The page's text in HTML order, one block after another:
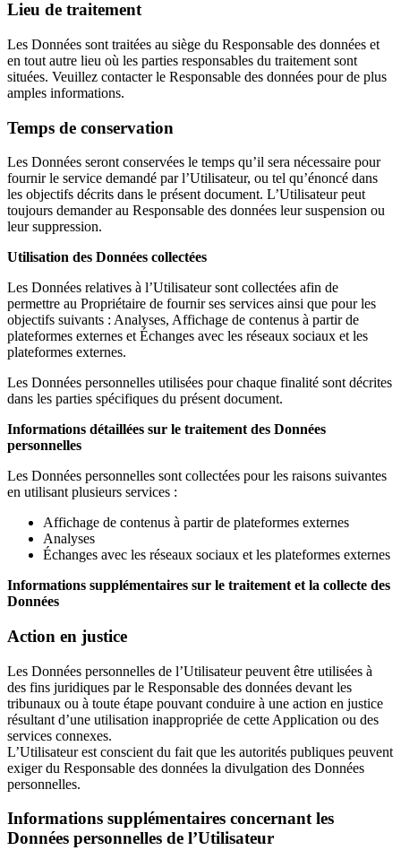
Lieu de traitement
Les Données sont traitées au siège du Responsable des données et
en tout autre lieu où les parties responsables du traitement sont
situées. Veuillez contacter le Responsable des données pour de plus
amples informations.
Temps de conservation
Les Données seront conservées le temps qu’il sera nécessaire pour
fournir le service demandé par l’Utilisateur, ou tel qu’énoncé dans
les objectifs décrits dans le présent document. L’Utilisateur peut
toujours demander au Responsable des données leur suspension ou
leur suppression.
Utilisation des Données collectées
Les Données relatives à l’Utilisateur sont collectées afin de
permettre au Propriétaire de fournir ses services ainsi que pour les
objectifs suivants : Analyses, Affichage de contenus à partir de
plateformes externes et Échanges avec les réseaux sociaux et les
plateformes externes.
Les Données personnelles utilisées pour chaque finalité sont décrites
dans les parties spécifiques du présent document.
Informations détaillées sur le traitement des Données
personnelles
Les Données personnelles sont collectées pour les raisons suivantes
en utilisant plusieurs services :
Affichage de contenus à partir de plateformes externes
Analyses
Échanges avec les réseaux sociaux et les plateformes externes
Informations supplémentaires sur le traitement et la collecte des
Données
Action en justice
Les Données personnelles de l’Utilisateur peuvent être utilisées à
des fins juridiques par le Responsable des données devant les
tribunaux ou à toute étape pouvant conduire à une action en justice
résultant d’une utilisation inappropriée de cette Application ou des
services connexes.
L’Utilisateur est conscient du fait que les autorités publiques peuvent
exiger du Responsable des données la divulgation des Données
personnelles.
Informations supplémentaires concernant les
Données personnelles de l’Utilisateur